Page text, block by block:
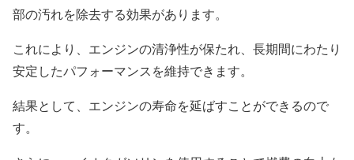
部の汚れを除去する効果があります。
これにより、エンジンの清浄性が保たれ、長期間にわたり
安定したパフォーマンスを維持できます。
結果として、エンジンの寿命を延ばすことができるので
す。